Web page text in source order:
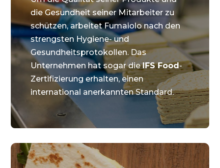
die Gesundheit seiner Mitarbeiter zu
schützen, arbeitet Fumaiolo nach den
strengsten Hygiene- und
Gesundheitsprotokollen. Das
Unternehmen hat sogar dieIFS Food-
Zertifizierung erhalten, einen
international anerkannten Standard.